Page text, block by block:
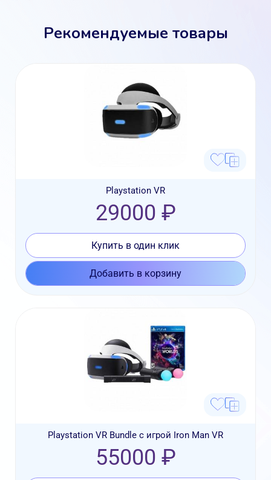
Рекомендуемые товары
Playstation VR
29000 ₽
Купить в один клик
Добавить в корзину
Playstation VR Bundle с игрой Iron Man VR
55000 ₽